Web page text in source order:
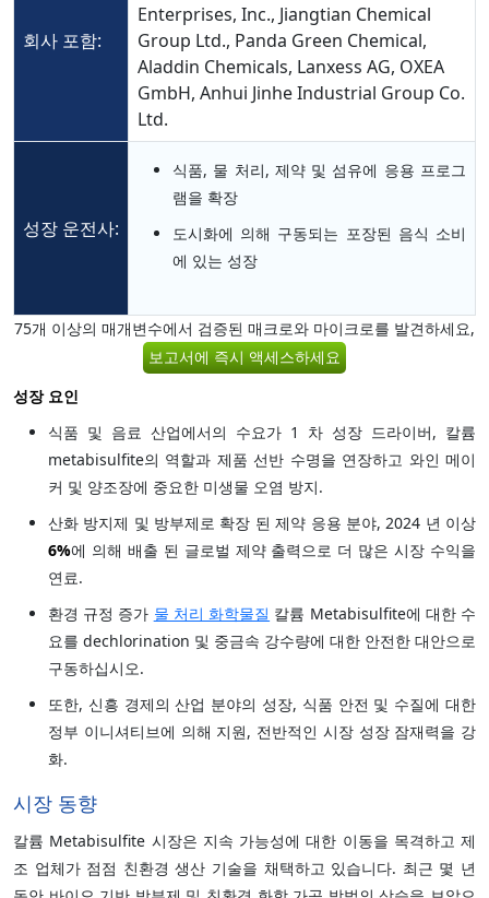
회사 포함:
Enterprises, Inc., Jiangtian Chemical
Group Ltd., Panda Green Chemical,
Aladdin Chemicals, Lanxess AG, OXEA
GmbH, Anhui Jinhe Industrial Group Co.
Ltd.
성장 운전사:
식품, 물 처리, 제약 및 섬유에 응용 프로그
램을 확장
도시화에 의해 구동되는 포장된 음식 소비
에 있는 성장
75개 이상의 매개변수에서 검증된 매크로와 마이크로를 발견하세요,
보고서에 즉시 액세스하세요
성장 요인
식품 및 음료 산업에서의 수요가 1 차 성장 드라이버, 칼륨
metabisulfite의 역할과 제품 선반 수명을 연장하고 와인 메이
커 및 양조장에 중요한 미생물 오염 방지.
산화 방지제 및 방부제로 확장 된 제약 응용 분야, 2024 년 이상
6%에 의해 배출 된 글로벌 제약 출력으로 더 많은 시장 수익을
연료.
환경 규정 증가 물 처리 화학물질 칼륨 Metabisulfite에 대한 수
요를 dechlorination 및 중금속 강수량에 대한 안전한 대안으로
구동하십시오.
또한, 신흥 경제의 산업 분야의 성장, 식품 안전 및 수질에 대한
정부 이니셔티브에 의해 지원, 전반적인 시장 성장 잠재력을 강
화.
시장 동향
칼륨 Metabisulfite 시장은 지속 가능성에 대한 이동을 목격하고 제
조 업체가 점점 친환경 생산 기술을 채택하고 있습니다. 최근 몇 년